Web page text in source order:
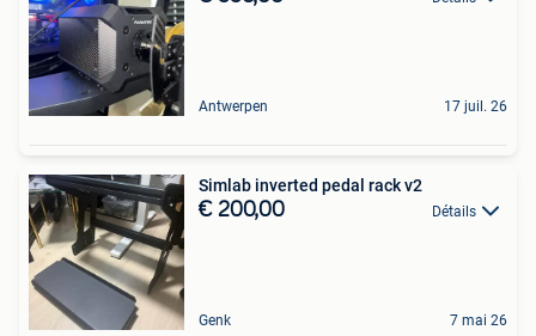
Antwerpen 17 juil. 26
Simlab inverted pedal rack v2
€ 200,00 Détails
Genk 7 mai 26